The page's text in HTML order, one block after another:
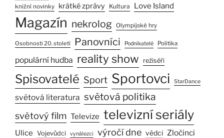
knižní novinky krátké zprávy Kultura Love Island
Magazín nekrolog Olympijské hry
Osobnosti 20. století Panovníci Podnikatelé Politika
populární hudba reality show režiséři
Spisovatelé Sport Sportovci StarDance
světová literatura světová politika
světový film Televize televizní seriály
Ulice Vojevůdci vynálezci výročí dne vědci Zločinci